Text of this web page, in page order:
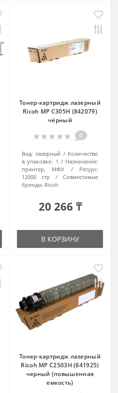
Тонер-картридж лазерный
Ricoh MP C305H (842079)
чёрный
0
Вид: лазерный
Количество
в упаковке: 1
Назначение:
принтер, МФУ
Ресурс:
12000 стр
Совместимые
бренды: Ricoh
20 266 ₸
В КОРЗИНУ
Тонер-картридж лазерный
Ricoh MP C2503H (841925)
черный (повышенная
емкость)